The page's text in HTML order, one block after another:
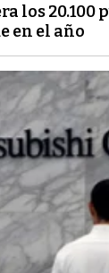
los 20.100
en el año